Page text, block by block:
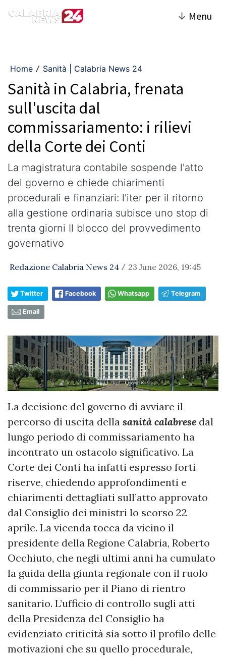
↓ Menu
Home / Sanità | Calabria News 24
Sanità in Calabria, frenata
sull'uscita dal
commissariamento: i rilievi
della Corte dei Conti
​La magistratura contabile sospende l'atto
del governo e chiede chiarimenti
procedurali e finanziari: l'iter per il ritorno
alla gestione ordinaria subisce uno stop di
trenta giorni ​Il blocco del provvedimento
governativo
Redazione Calabria News 24 / 23 June 2026, 19:45
Twitter Facebook Whatsapp Telegram
Email
​La decisione del governo di avviare il
percorso di uscita della sanità calabrese dal
lungo periodo di commissariamento ha
incontrato un ostacolo significativo. La
Corte dei Conti ha infatti espresso forti
riserve, chiedendo approfondimenti e
chiarimenti dettagliati sull’atto approvato
dal Consiglio dei ministri lo scorso 22
aprile. La vicenda tocca da vicino il
presidente della Regione Calabria, Roberto
Occhiuto, che negli ultimi anni ha cumulato
la guida della giunta regionale con il ruolo
di commissario per il Piano di rientro
sanitario. L’ufficio di controllo sugli atti
della Presidenza del Consiglio ha
evidenziato criticità sia sotto il profilo delle
motivazioni che su quello procedurale,